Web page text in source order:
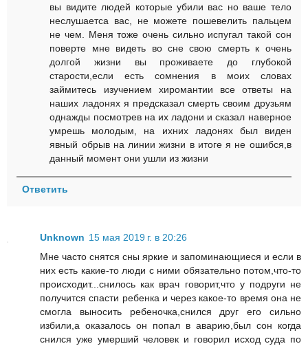
вы видите людей которые убили вас но ваше тело
неслушаетса вас, не можете пошевелить пальцем
не чем. Меня тоже очень сильно испугал такой сон
поверте мне видеть во сне свою смерть к очень
долгой жизни вы проживаете до глубокой
старости,если есть сомнения в моих словах
займитесь изучением хиромантии все ответы на
наших ладонях я предсказал смерть своим друзьям
однажды посмотрев на их ладони и сказал наверное
умрешь молодым, на ихних ладонях был виден
явный обрыв на линии жизни в итоге я не ошибся,в
данный момент они ушли из жизни
Ответить
Unknown 15 мая 2019 г. в 20:26
Мне часто снятся сны яркие и запоминающиеся и если в
них есть какие-то люди с ними обязательно потом,что-то
происходит...снилось как врач говорит,что у подруги не
получится спасти ребенка и через какое-то время она не
смогла выносить ребеночка,снился друг его сильно
избили,а оказалось он попал в аварию,был сон когда
снился уже умерший человек и говорил исход суда по